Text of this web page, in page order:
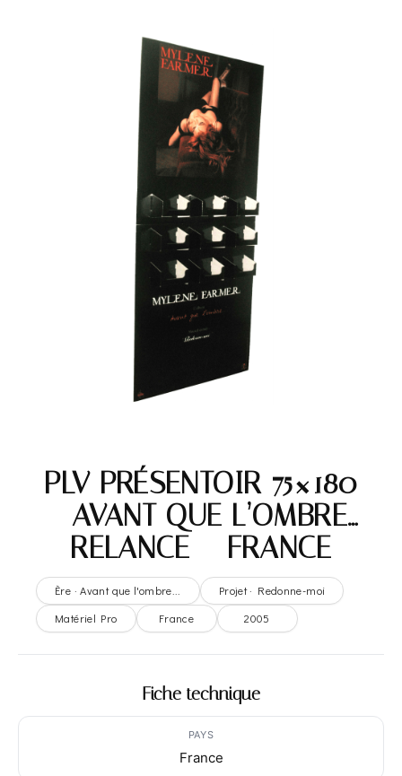
PLV PRÉSENTOIR 75×180
– AVANT QUE L’OMBRE…
RELANCE – FRANCE
Ère · Avant que l'ombre...
Projet · Redonne-moi
Matériel Pro
France 2005
Fiche technique
PAYS
France